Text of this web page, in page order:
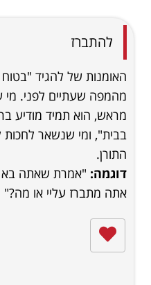
להתברז
האומנות של להגיד
מהמפה שעתיים לפני.
מראש, הוא תמיד מודיע
בבית", ומי שנשאר
התורן.
דוגמה: "אמרת שאתה בא
אתה מתברז עליי או מה?"